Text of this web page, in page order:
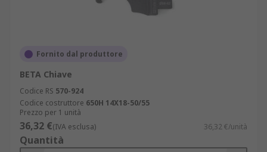
Fornito dal produttore
BETA Chiave
Codice RS 570-924
Codice costruttore 650H 14X18-50/55
Prezzo per 1 unità
36,32 €(IVA esclusa) 36,32 €/unità
Quantità